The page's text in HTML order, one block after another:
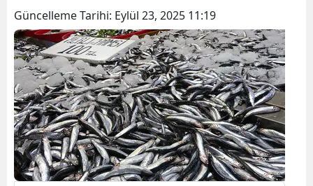
Bingöl
Bitlis
Bolu
Burdur
Bursa
Çanakkale
Güncelleme Tarihi: Eylül 23, 2025 11:19